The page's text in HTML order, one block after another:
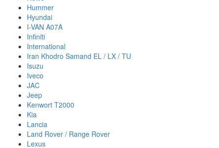
Hummer
Hyundai
I-VAN A07A
Infiniti
International
Iran Khodro Samand EL / LX / TU
Isuzu
Iveco
JAC
Jeep
Kenwort T2000
Kia
Lancia
Land Rover / Range Rover
Lexus